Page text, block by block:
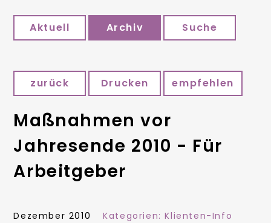
Aktuell Archiv Suche
zurück Drucken empfehlen
Maßnahmen vor
Jahresende 2010 - Für
Arbeitgeber
Dezember 2010 Kategorien:Klienten-Info